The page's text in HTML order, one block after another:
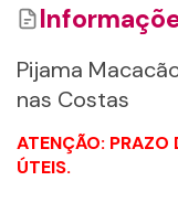
Pijama
nas Costas
ATENÇÃO: PRAZO
ÚTEIS.